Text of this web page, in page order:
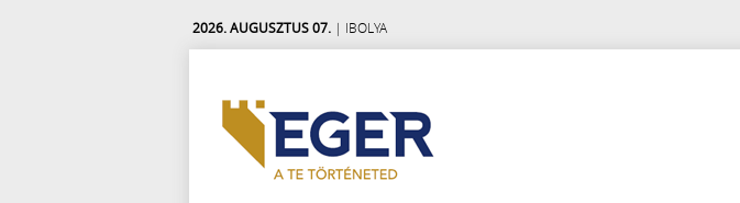
2026. AUGUSZTUS 07. | IBOLYA